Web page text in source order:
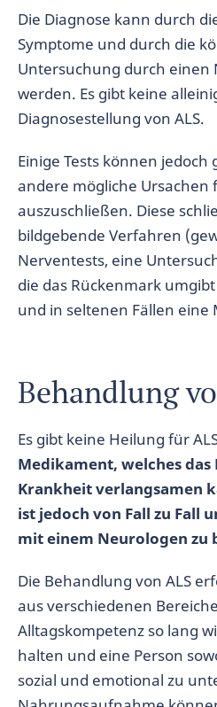
Die Diagnose kann durch
Symptome und durch die
Untersuchung durch einen
werden. Es gibt keine
Diagnosestellung von ALS.
Einige Tests können
andere mögliche Ursachen
auszuschließen. Diese
bildgebende Verfahren
Nerventests, eine
die das Rückenmark
und in seltenen Fällen eine
Behandlung
Es gibt keine Heilung für
Medikament, welches
Krankheit verlangsamen
ist jedoch von Fall zu Fall
mit einem Neurologen zu
Die Behandlung von ALS
aus verschiedenen
Alltagskompetenz so lang
halten und eine Person
sozial und emotional zu